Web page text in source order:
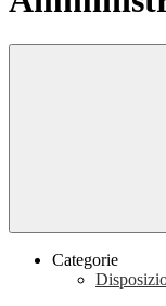
Categorie